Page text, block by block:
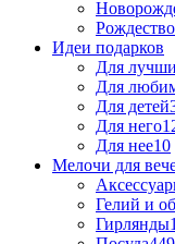
Идеи подарков
Для
Для
Для детей
Для него
Для нее10
Мелочи для
Гелий и
Гирлянды